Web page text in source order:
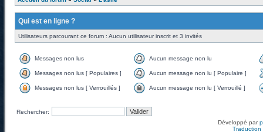
Qui est en ligne ?
Utilisateurs parcourant ce forum : Aucun utilisateur inscrit et 3 invités
Messages non lus Aucun message non lu
Messages non lus [ Populaires ] Aucun message non lu [ Populaire ]
Messages non lus [ Verrouillés ] Aucun message non lu [ Verrouillé ]
Rechercher:
Développé par
Traduction